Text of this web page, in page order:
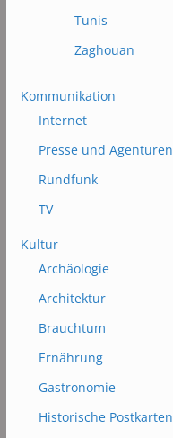
Tunis
Zaghouan
Kommunikation
Internet
Presse und Agenturen
Rundfunk
TV
Kultur
Archäologie
Architektur
Brauchtum
Ernährung
Gastronomie
Historische Postkarten